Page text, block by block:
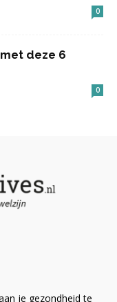
0
deze 6
0
je gezondheid te